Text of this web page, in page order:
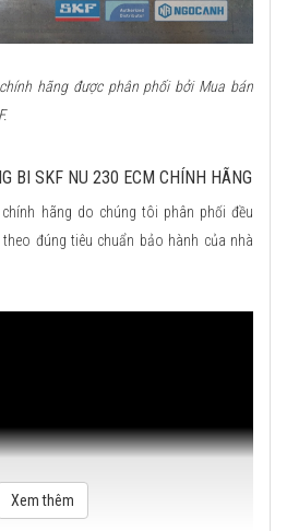
hãng được phân phối bởi Mua bán
BI SKF NU 230 ECM CHÍNH HÃNG
hãng do chúng tôi phân phối đều
đúng tiêu chuẩn bảo hành của nhà
Xem thêm